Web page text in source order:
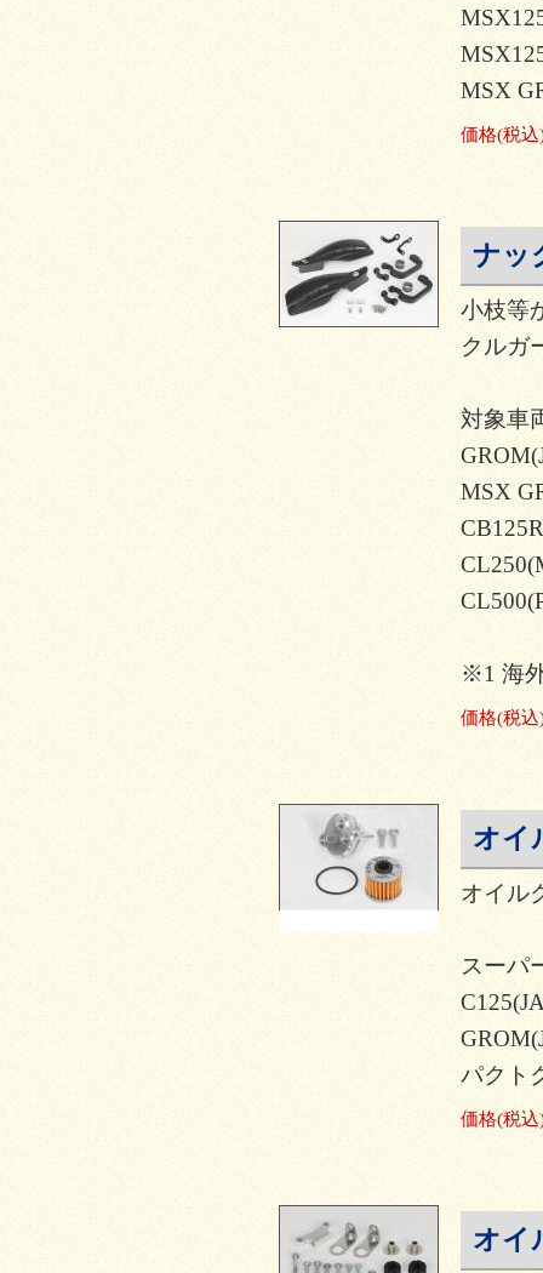
MSX
価格(税込
ナッ
小枝等
クルガ
対象車
MSX
※1 海
価格(税込
オイ
オイル
スーパ
パクト
価格(税込
オイ